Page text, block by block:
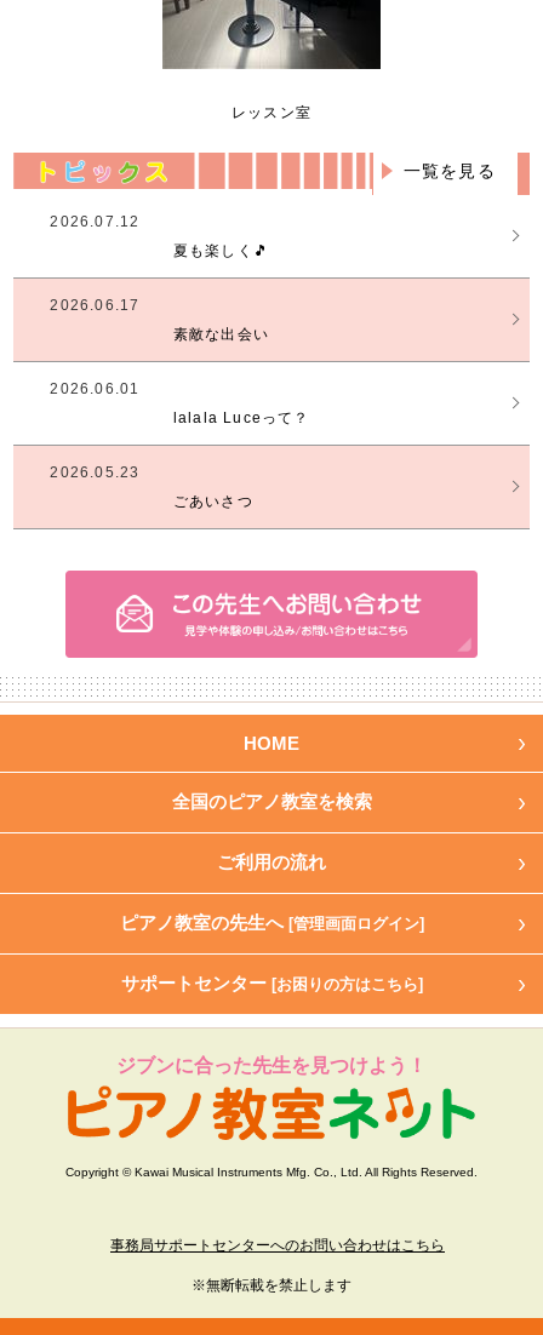
レッスン室
一覧を見る
2026.07.12
夏も楽しく🎵
2026.06.17
素敵な出会い
2026.06.01
lalala Luceって？
2026.05.23
ごあいさつ
HOME
全国のピアノ教室を検索
ご利用の流れ
ピアノ教室の先生へ [管理画面ログイン]
サポートセンター [お困りの方はこちら]
ジブンに合った先生を見つけよう！
Copyright © Kawai Musical Instruments Mfg. Co., Ltd. All Rights Reserved.
事務局サポートセンターへのお問い合わせはこちら
※無断転載を禁止します